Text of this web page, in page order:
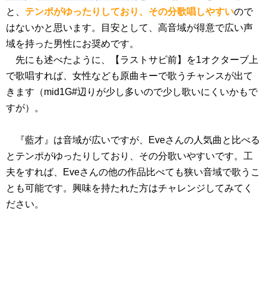
と、 テンポがゆったりしており、その分歌唱しやすいので
はないかと思います。目安として、高音域が得意で広い声
域を持った男性にお奨めです。
先にも述べたように、【ラストサビ前】を1オクターブ上
で歌唱すれば、女性なども原曲キーで歌うチャンスが出て
きます（mid1G#辺りが少し多いので少し歌いにくいかもで
すが）。
『藍才』は音域が広いですが、Eveさんの人気曲と比べる
とテンポがゆったりしており、その分歌いやすいです。工
夫をすれば、Eveさんの他の作品比べても狭い音域で歌うこ
とも可能です。興味を持たれた方はチャレンジしてみてく
ださい。